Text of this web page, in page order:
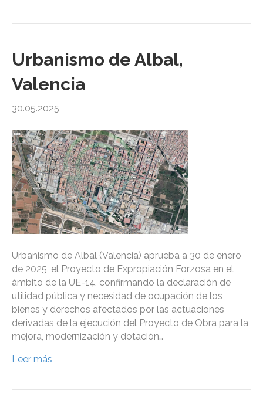
Urbanismo de Albal,
Valencia
30.05.2025
Urbanismo de Albal (Valencia) aprueba a 30 de enero
de 2025, el Proyecto de Expropiación Forzosa en el
ámbito de la UE-14, confirmando la declaración de
utilidad pública y necesidad de ocupación de los
bienes y derechos afectados por las actuaciones
derivadas de la ejecución del Proyecto de Obra para la
mejora, modernización y dotación…
Leer más